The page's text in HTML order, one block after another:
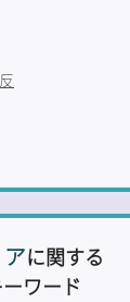
に関する
ワード